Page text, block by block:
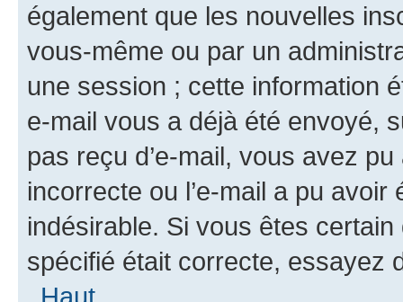
également que les nouvelles
vous-même ou par un
une session ; cette information
e-mail vous a déjà été envoyé,
pas reçu d’e-mail, vous avez
incorrecte ou l’e-mail a pu
indésirable. Si vous êtes
spécifié était correcte, essayez